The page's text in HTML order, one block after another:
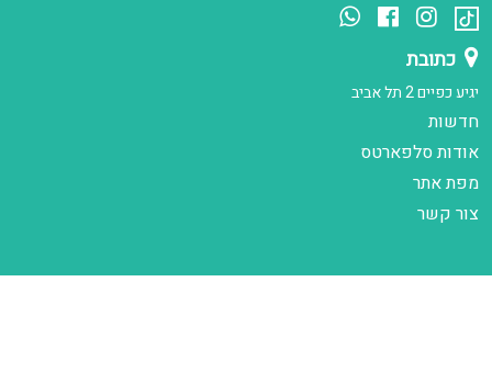
כתובת
יגיע כפיים 2 תל אביב
חדשות
אודות סלפארטס
מפת אתר
צור קשר